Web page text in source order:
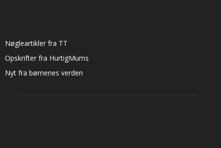
Nøgleartikler fra TT
Opskrifter fra HurtigMums
Nyt fra børnenes verden